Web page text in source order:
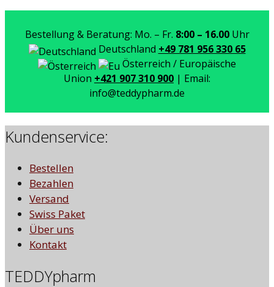
Bestellung & Beratung: Mo. – Fr. 8:00 – 16.00Uhr
Deutschland +49 781 956 330 65
Österreich / Europäische
Union +421 907 310 900 | Email:
info@teddypharm.de
Kundenservice:
Bestellen
Bezahlen
Versand
Swiss Paket
Über uns
Kontakt
TEDDYpharm